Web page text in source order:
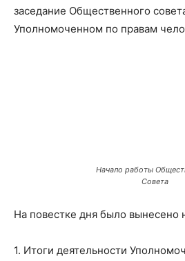
заседание Общественного
Уполномоченном по правам
Начало работы
Совета
На повестке дня было вынесено
1. Итоги деятельности